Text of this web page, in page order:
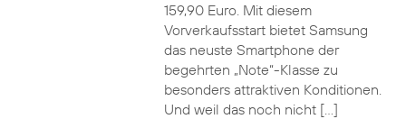
159,90 Euro. Mit diesem
Vorverkaufsstart bietet Samsung
das neuste Smartphone der
begehrten „Note“-Klasse zu
besonders attraktiven Konditionen.
Und weil das noch nicht […]